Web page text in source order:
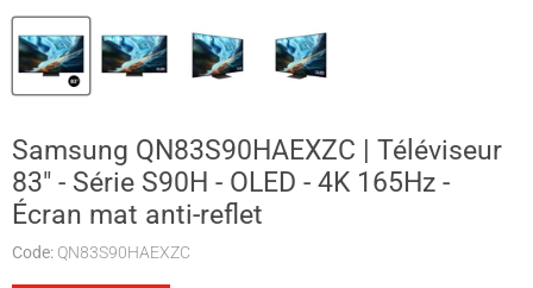
Samsung QN83S90HAEXZC | Téléviseur
83" - Série S90H - OLED - 4K 165Hz -
Écran mat anti-reflet
Code: QN83S90HAEXZC